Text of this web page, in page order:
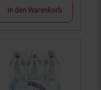
In den Warenkorb